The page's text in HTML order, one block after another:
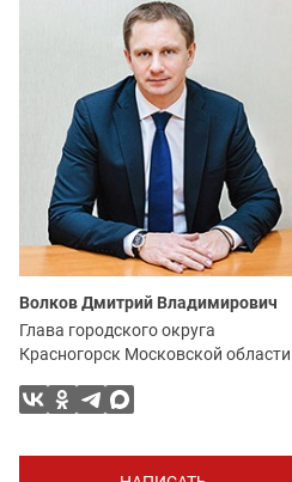
Волков Дмитрий Владимирович
Глава городского округа
Красногорск Московской области